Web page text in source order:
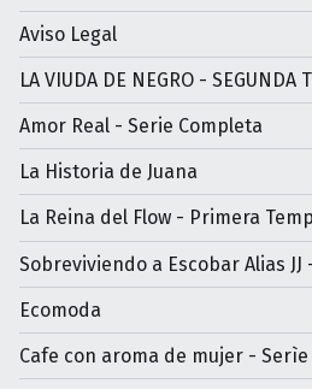
Aviso Legal
LA VIUDA DE NEGRO - SEGUNDA
Amor Real - Serie Completa
La Historia de Juana
La Reina del Flow - Primera
Sobreviviendo a Escobar Alias JJ
Ecomoda
Cafe con aroma de mujer -